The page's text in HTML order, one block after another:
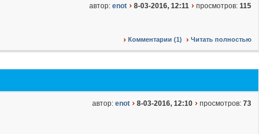
автор: enot 8-03-2016, 12:11 просмотров: 115
Комментарии (1) Читать полностью
автор: enot 8-03-2016, 12:10 просмотров: 73